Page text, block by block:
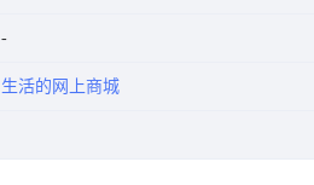
生活的网上商城